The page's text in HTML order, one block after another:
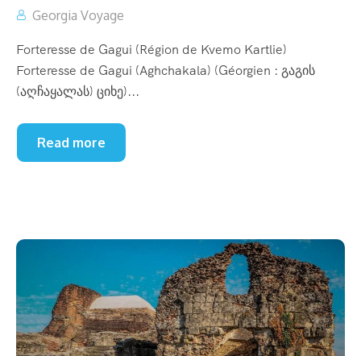
Georgia Voyage
Forteresse de Gagui (Région de Kvemo Kartlie)
Forteresse de Gagui (Aghchakala) (Géorgien : გაგის
(აღჩაყალას) ციხე)...
Read more